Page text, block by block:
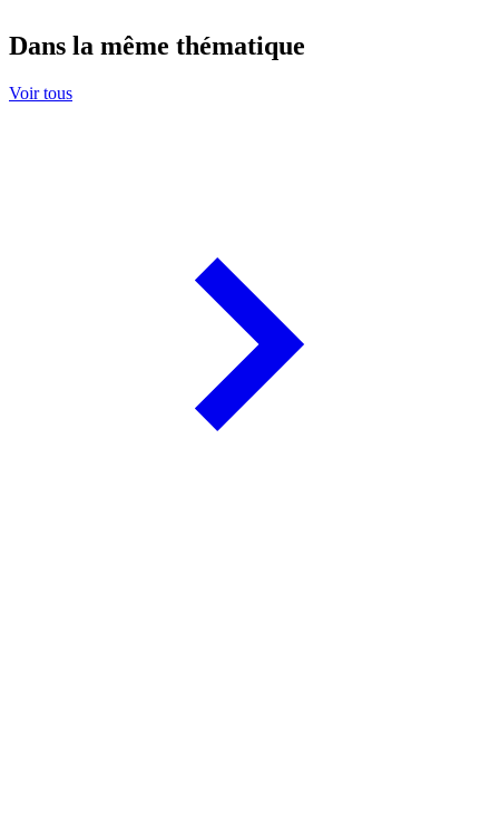
Dans la même thématique
Voir tous